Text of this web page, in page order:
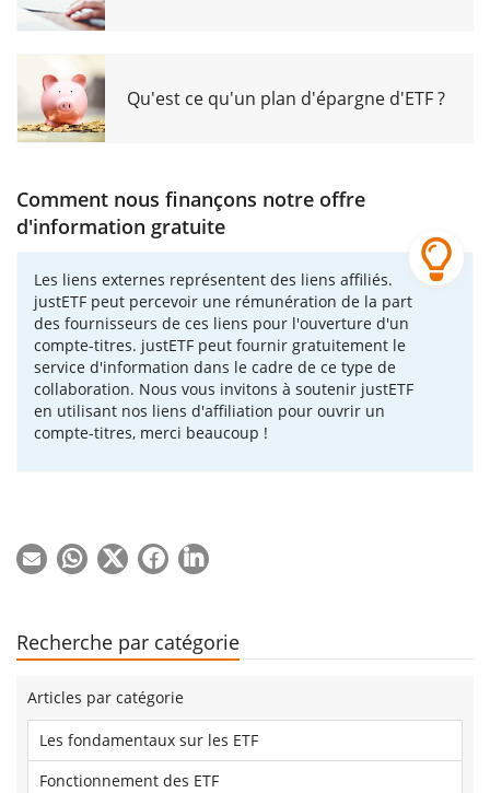
Qu'est ce qu'un plan d'épargne d'ETF ?
Comment nous finançons notre offre
d'information gratuite
Les liens externes représentent des liens affiliés.
justETF peut percevoir une rémunération de la part
des fournisseurs de ces liens pour l'ouverture d'un
compte-titres. justETF peut fournir gratuitement le
service d'information dans le cadre de ce type de
collaboration. Nous vous invitons à soutenir justETF
en utilisant nos liens d'affiliation pour ouvrir un
compte-titres, merci beaucoup !
Recherche par catégorie
Articles par catégorie
Les fondamentaux sur les ETF
Fonctionnement des ETF